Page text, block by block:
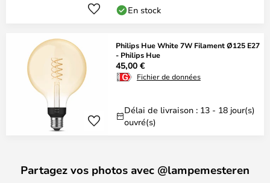
En stock
Philips Hue White 7W Filament Ø125 E27
- Philips Hue
45,00 €
Fichier de données
Délai de livraison : 13 - 18 jour(s)
ouvré(s)
Partagez vos photos avec @lampemesteren